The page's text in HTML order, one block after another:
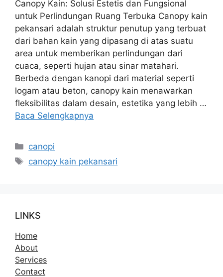
Canopy Kain: Solusi Estetis dan Fungsional
untuk Perlindungan Ruang Terbuka Canopy kain
pekansari adalah struktur penutup yang terbuat
dari bahan kain yang dipasang di atas suatu
area untuk memberikan perlindungan dari
cuaca, seperti hujan atau sinar matahari.
Berbeda dengan kanopi dari material seperti
logam atau beton, canopy kain menawarkan
fleksibilitas dalam desain, estetika yang lebih …
Baca Selengkapnya
Kategori
canopi
Tag
canopy kain pekansari
LINKS
Home
About
Services
Contact